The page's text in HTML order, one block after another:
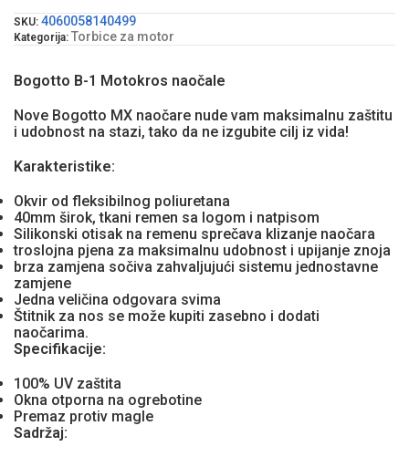
SKU: 4060058140499
Kategorija: Torbice za motor
Bogotto B-1 Motokros naočale
Nove Bogotto MX naočare nude vam maksimalnu zaštitu
i udobnost na stazi, tako da ne izgubite cilj iz vida!
Karakteristike:
Okvir od fleksibilnog poliuretana
40mm širok, tkani remen sa logom i natpisom
Silikonski otisak na remenu sprečava klizanje naočara
troslojna pjena za maksimalnu udobnost i upijanje znoja
brza zamjena sočiva zahvaljujući sistemu jednostavne
zamjene
Jedna veličina odgovara svima
Štitnik za nos se može kupiti zasebno i dodati
naočarima.
Specifikacije:
100% UV zaštita
Okna otporna na ogrebotine
Premaz protiv magle
Sadržaj: